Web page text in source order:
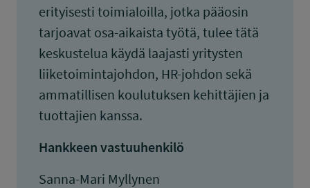
erityisesti toimialoilla, jotka pääosin
tarjoavat osa-aikaista työtä, tulee tätä
keskustelua käydä laajasti yritysten
liiketoimintajohdon, HR-johdon sekä
ammatillisen koulutuksen kehittäjien ja
tuottajien kanssa.
Hankkeen vastuuhenkilö
Sanna-Mari Myllynen